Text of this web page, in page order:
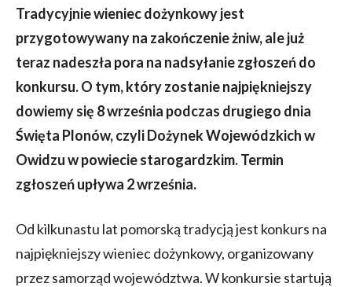
Tradycyjnie wieniec dożynkowy jest
przygotowywany na zakończenie żniw, ale już
teraz nadeszła pora na nadsyłanie zgłoszeń do
konkursu. O tym, który zostanie najpiękniejszy
dowiemy się 8 września podczas drugiego dnia
Święta Plonów, czyli Dożynek Wojewódzkich w
Owidzu w powiecie starogardzkim. Termin
zgłoszeń upływa 2 września.
Od kilkunastu lat pomorską tradycją jest konkurs na
najpiękniejszy wieniec dożynkowy, organizowany
przez samorząd województwa. W konkursie startują